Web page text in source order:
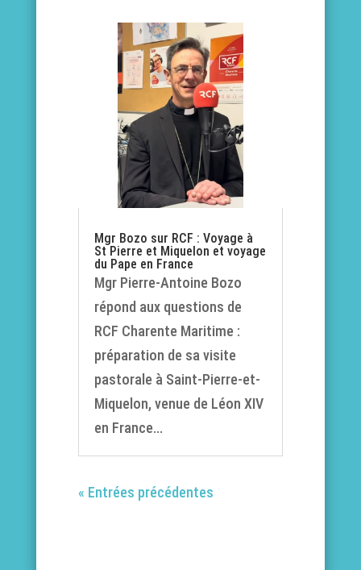
Mgr Bozo sur RCF : Voyage à
St Pierre et Miquelon et voyage
du Pape en France
Mgr Pierre-Antoine Bozo
répond aux questions de
RCF Charente Maritime :
préparation de sa visite
pastorale à Saint-Pierre-et-
Miquelon, venue de Léon XIV
en France...
« Entrées précédentes